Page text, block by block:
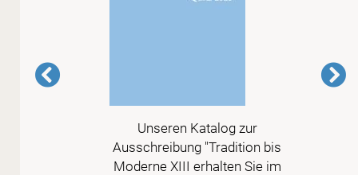
Unseren Katalog zur
Ausschreibung "Tradition bis
Moderne XIII erhalten Sie im